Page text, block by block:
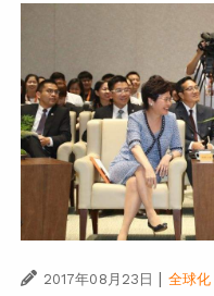
2017年08月23日 全球化